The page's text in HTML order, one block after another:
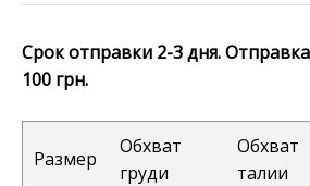
Срок отправки 2-3 дня.
100 грн.
Размер
Обхват
груди
Обхват
талии